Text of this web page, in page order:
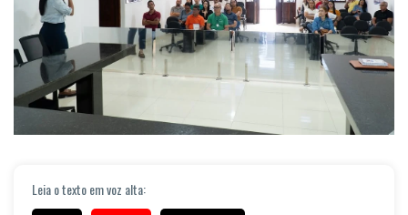
Leia o texto em voz alta: